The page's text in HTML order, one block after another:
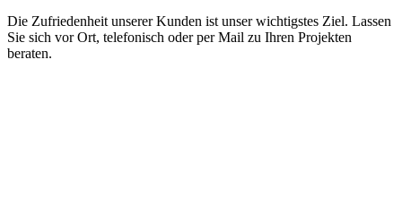
Die Zufriedenheit unserer Kunden ist unser wichtigstes Ziel. Lassen
Sie sich vor Ort, telefonisch oder per Mail zu Ihren Projekten
beraten.